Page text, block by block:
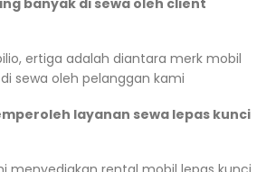
ertiga adalah diantara merk mobil
sewa oleh pelanggan kami
layanan sewa lepas kunci